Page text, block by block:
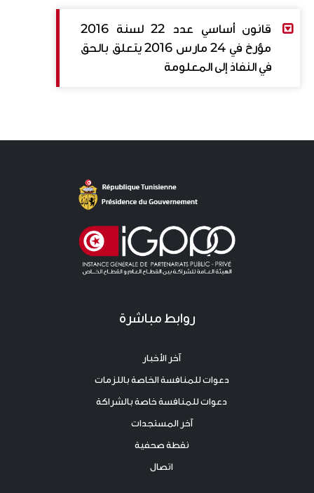
قانون أساسي عدد 22 لسنة 2016
مؤرخ في 24 مارس 2016 يتعلق بالحق
في النفاذ إلى المعلومة
روابط مباشرة
آخر الأخبار
دعوات للمنافسة الخاصة باللزمات
دعوات للمنافسة خاصة بالشراكة
آخر المستجدات
نقطة صحفية
اتصال